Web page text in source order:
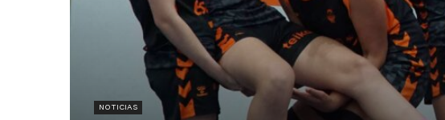
NOTICIAS